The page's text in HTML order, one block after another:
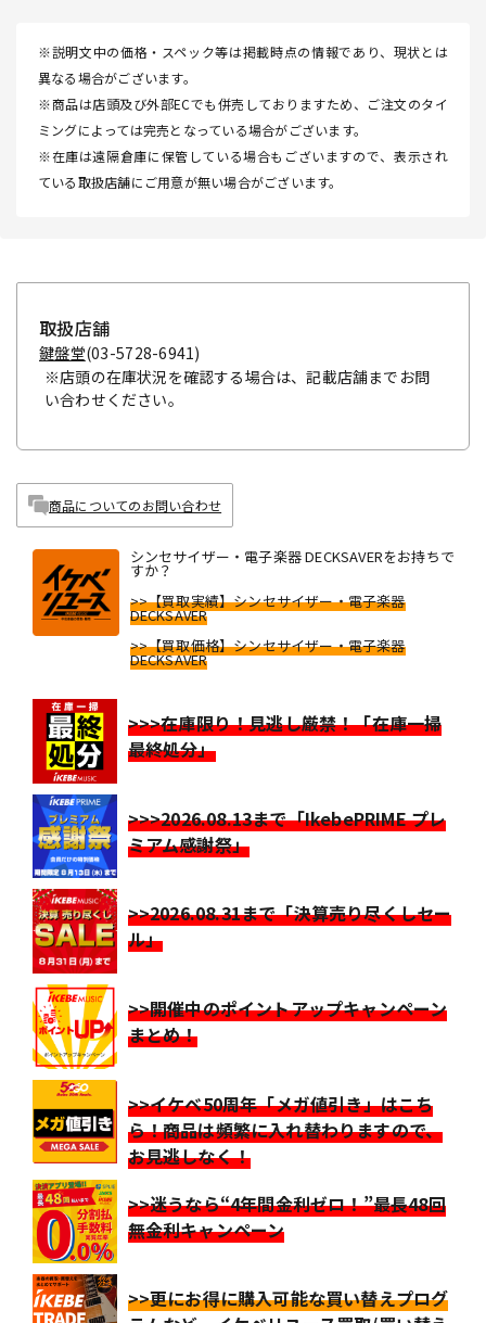
※説明文中の価格・スペック等は掲載時点の情報であり、現状とは
異なる場合がございます。
※商品は店頭及び外部ECでも併売しておりますため、ご注文のタイ
ミングによっては完売となっている場合がございます。
※在庫は遠隔倉庫に保管している場合もございますので、表示され
ている取扱店舗にご用意が無い場合がございます。
取扱店舗
鍵盤堂(03-5728-6941)
※店頭の在庫状況を確認する場合は、記載店舗までお問
い合わせください。
商品についてのお問い合わせ
シンセサイザー・電子楽器 DECKSAVERをお持ちで
すか？
>>【買取実績】シンセサイザー・電子楽器
DECKSAVER
>>【買取価格】シンセサイザー・電子楽器
DECKSAVER
>>>在庫限り！見逃し厳禁！「在庫一掃
最終処分」
>>>2026.08.13まで「IkebePRIME プレ
ミアム感謝祭」
>>2026.08.31まで「決算売り尽くしセー
ル」
>>開催中のポイントアップキャンペーン
まとめ！
>>イケベ50周年「メガ値引き」はこち
ら！商品は頻繁に入れ替わりますので、
お見逃しなく！
>>迷うなら“4年間金利ゼロ！”最長48回
無金利キャンペーン
>>更にお得に購入可能な買い替えプログ